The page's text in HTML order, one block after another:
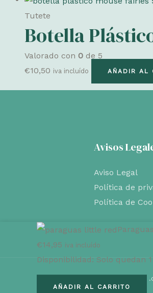
Tutete
Botella
Valorado con 0 de 5
€10,50 iva incluído AÑADIR AL
Avisos
Aviso Legal
Política de
Política de
Copyright © 2026 . Powered by
€14,95 iva incluído
Disponibilidad: Solo quedan
Paraguas
AÑADIR AL CARRITO